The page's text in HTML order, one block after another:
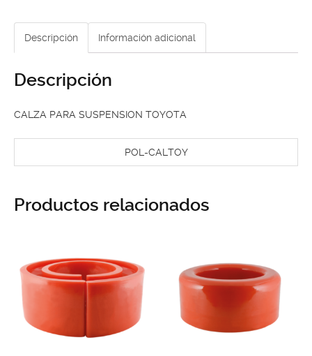
Descripción Información adicional
Descripción
CALZA PARA SUSPENSION TOYOTA
POL-CALTOY
Productos relacionados